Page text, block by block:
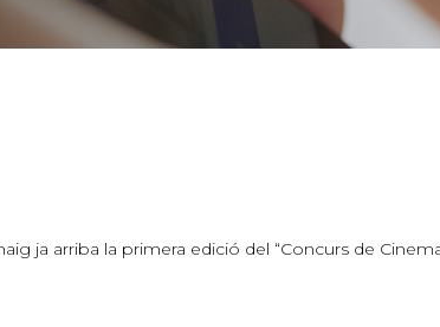
arriba la primera edició del “Concurs de Cinema